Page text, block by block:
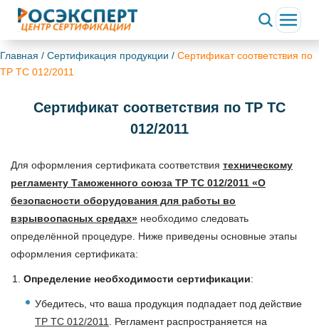
Главная / Сертификация продукции / Сертификат соответствия по
ТР ТС 012/2011
Сертификат соответствия по ТР ТС
012/2011
Для оформления сертификата соответствия техническому
регламенту Таможенного союза ТР ТС 012/2011 «О
безопасности оборудования для работы во
взрывоопасных средах» необходимо следовать
определённой процедуре. Ниже приведены основные этапы
оформления сертификата:
Определение необходимости сертификации:
Убедитесь, что ваша продукция подпадает под действие
ТР ТС 012/2011
. Регламент распространяется на
ChatApp
online
Свяжитесь с нами через WhatsApp нажав на кнопку
WhatsApp